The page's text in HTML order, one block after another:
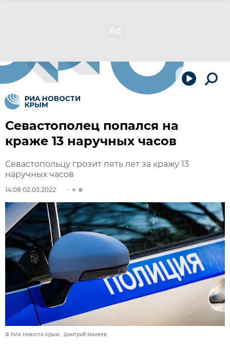
Севастополец попался на
краже 13 наручных часов
Севастопольцу грозит пять лет за кражу 13
наручных часов
14:08 02.03.2022
© РИА Новости Крым . Дмитрий Макеев